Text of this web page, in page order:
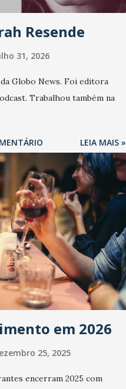
Resende
31, 2026
Globo News. Foi editora
Trabalhou também na
LEIA MAIS »
em 2026
25, 2025
encerram 2025 com